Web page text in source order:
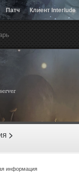
Патч Клиент Interlude
>
информация